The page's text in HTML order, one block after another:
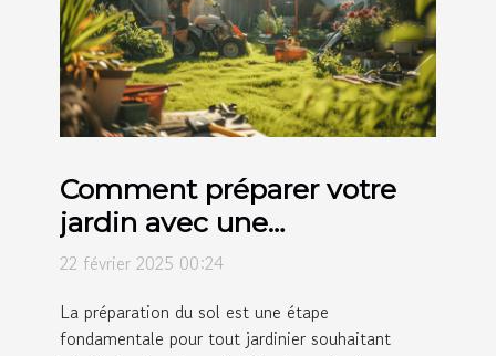
Comment préparer votre
jardin avec une
motobineuse avant la
22 février 2025 00:24
La préparation du sol est une étape
fondamentale pour tout jardinier souhaitant